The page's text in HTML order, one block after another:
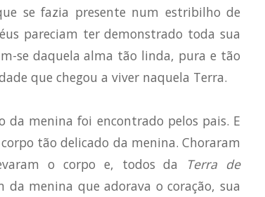
se fazia presente num estribilho de
pareciam ter demonstrado toda sua
se daquela alma tão linda, pura e tão
que chegou a viver naquela Terra.
da menina foi encontrado pelos pais. E
tão delicado da menina. Choraram
o corpo e, todos da
Terra de
menina que adorava o coração, sua